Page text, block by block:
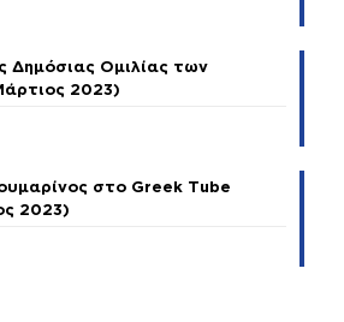
Δημόσιας Ομιλίας των
2023)
στο Greek Tube
2023)